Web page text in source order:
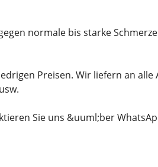
normale bis starke
Preisen. Wir liefern an alle
Sie uns &uuml;ber